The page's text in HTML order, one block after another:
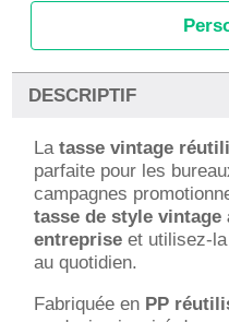
DESCRIPTIF
Latasse vintage
parfaite pour les
campagnes
tasse de style
entreprise et utilisez-
au quotidien.
Fabriquée en PP